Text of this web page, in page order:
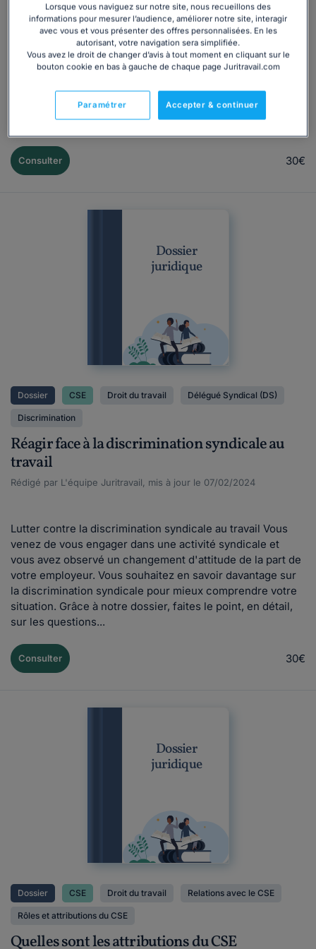
Connaître le fonctionnement du CSE pour remplir vos
missions de représentant du personnel Obligatoire dans
toute entreprise dont l'effectif atteint au moins onze
comité social et économique (CSE) est une instance de
représentation du personnel. Pour que le comité puisse
exercer ses missions et fonctionner correctement, des...
Consulter 30€
Dossier
juridique
Dossier CSE Droit du travail Délégué Syndical (DS)
Discrimination
Réagir face à la discrimination syndicale au
travail
Rédigé par L'équipe Juritravail, mis à jour le 07/02/2024
Lutter contre la discrimination syndicale au travail Vous
venez de vous engager dans une activité syndicale et
vous avez observé un changement d'attitude de la part de
votre employeur. Vous souhaitez en savoir davantage sur
la discrimination syndicale pour mieux comprendre votre
situation. Grâce à notre dossier, faites le point, en détail,
sur les questions...
Consulter 30€
Dossier
juridique
Dossier CSE Droit du travail Relations avec le CSE
Rôles et attributions du CSE
Quelles sont les attributions du CSE
Lorsque vous naviguez sur notre site, nous recueillons des
informations pour mesurer l’audience, améliorer notre site, interagir
avec vous et vous présenter des offres personnalisées. En les
autorisant, votre navigation sera simplifiée.
Vous avez le droit de changer d’avis à tout moment en cliquant sur le
bouton cookie en bas à gauche de chaque page Juritravail.com
Accepter & continuer
Paramétrer